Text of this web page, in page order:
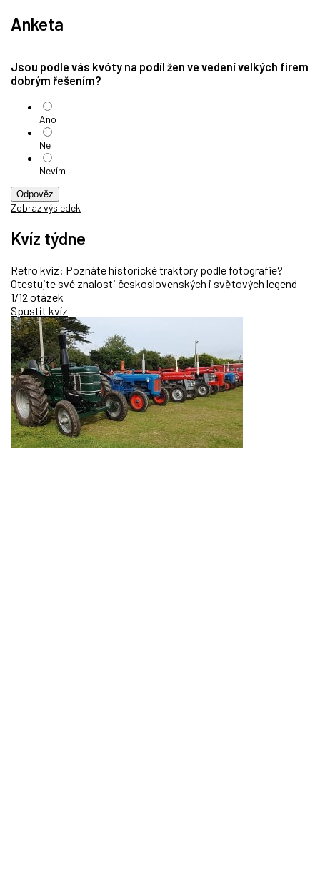
Anketa
Jsou podle vás kvóty na podíl žen ve vedení velkých firem
dobrým řešením?
Ano
Ne
Nevím
Odpověz
Zobraz výsledek
Kvíz týdne
Retro kvíz: Poznáte historické traktory podle fotografie?
Otestujte své znalosti československých i světových legend
1/12 otázek
Spustit kvíz